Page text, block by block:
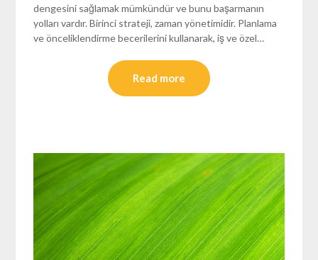
dengesini sağlamak mümkündür ve bunu başarmanın
yolları vardır. Birinci strateji, zaman yönetimidir. Planlama
ve önceliklendirme becerilerini kullanarak, iş ve özel…
Read more